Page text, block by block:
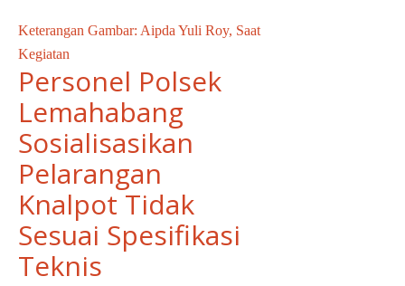
Keterangan Gambar: Aipda Yuli Roy, Saat
Kegiatan
Personel Polsek
Lemahabang
Sosialisasikan
Pelarangan
Knalpot Tidak
Sesuai Spesifikasi
Teknis